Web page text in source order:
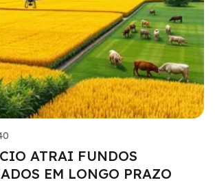
ATRAI FUNDOS
EM LONGO PRAZO